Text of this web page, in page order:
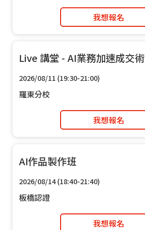
我想報名
Live 講堂 - AI業務加速成交術
2026/08/11 (19:30-21:00)
羅東分校
我想報名
AI作品製作班
2026/08/14 (18:40-21:40)
板橋認證
我想報名